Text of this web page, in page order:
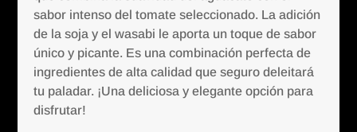
sabor intenso del tomate seleccionado. La adición
de la soja y el wasabi le aporta un toque de sabor
único y picante. Es una combinación perfecta de
ingredientes de alta calidad que seguro deleitará
tu paladar. ¡Una deliciosa y elegante opción para
disfrutar!